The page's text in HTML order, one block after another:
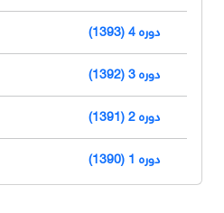
دوره 4 (1393)
دوره 3 (1392)
دوره 2 (1391)
دوره 1 (1390)